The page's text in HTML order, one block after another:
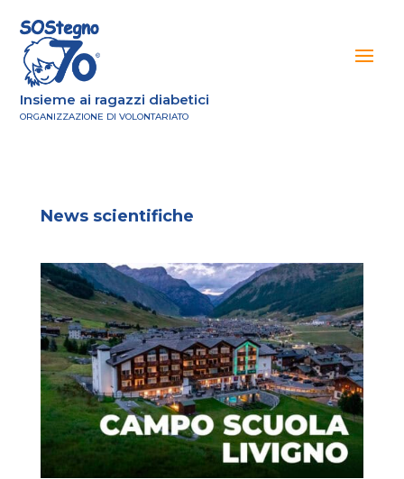
Insieme ai ragazzi diabetici
ORGANIZZAZIONE DI VOLONTARIATO
News scientifiche